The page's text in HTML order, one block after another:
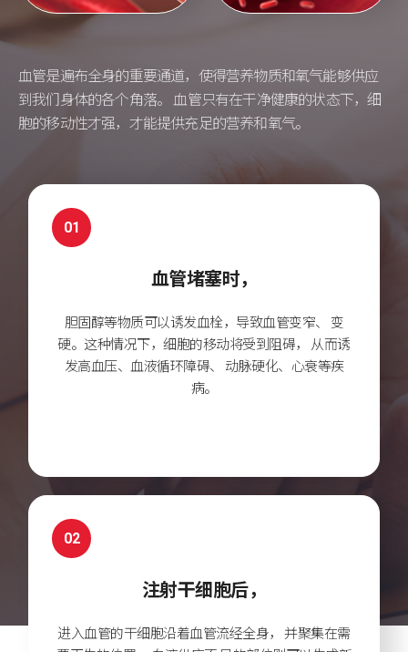
血管是遍布全身的重要通道，使得营养物质和氧气能够供应
到我们身体的各个角落。 血管只有在干净健康的状态下，细
胞的移动性才强，才能提供充足的营养和氧气。
01
血管堵塞时，
胆固醇等物质可以诱发血栓，导致血管变窄、
变
硬。这种情况下，细胞的移动将受到阻碍，
从而诱
发高血压、血液循环障碍、
动脉硬化、心衰等疾
病。
02
注射干细胞后，
进入血管的干细胞沿着血管流经全身， 并聚集在需